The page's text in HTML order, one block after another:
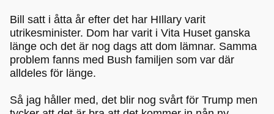
Bill satt i åtta år efter det har HIllary varit
utrikesminister. Dom har varit i Vita Huset ganska
länge och det är nog dags att dom lämnar. Samma
problem fanns med Bush familjen som var där
alldeles för länge.
Så jag håller med, det blir nog svårt för Trump men